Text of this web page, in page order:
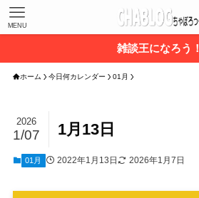
MENU
雑談王になろう！
ホーム 今日何カレンダー 01月
1月13日
2026
1/07
01月 2022年1月13日 2026年1月7日